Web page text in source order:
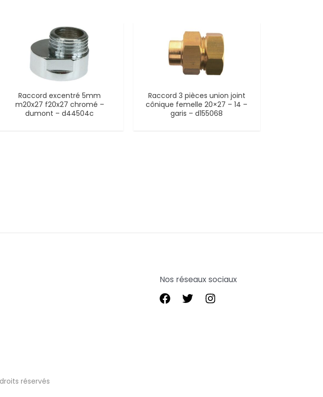
Raccord excentré 5mm
m20x27 f20x27 chromé –
dumont – d44504c
Raccord 3 pièces union joint
cônique femelle 20×27 – 14 –
garis – d155068
Nos réseaux sociaux
réservés